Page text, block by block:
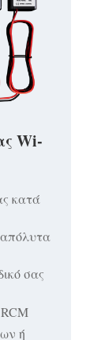
Wi-
κατά
σας
ή